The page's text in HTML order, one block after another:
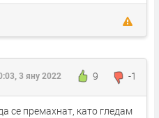
9 -1
3 яну 2022
се премахнат, като гледам